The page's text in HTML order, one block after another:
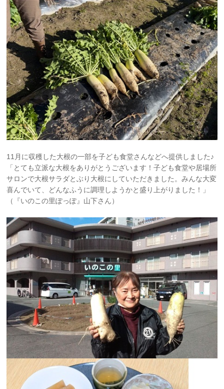
11月に収穫した大根の一部を子ども食堂さんなどへ提供しました♪
「とても立派な大根をありがとうございます！子ども食堂や居場所
サロンで大根サラダとぶり大根にしていただきました。みんな大変
喜んでいて、どんなふうに調理しようかと盛り上がりました！」
（『いのこの里ぽっぽ』山下さん）